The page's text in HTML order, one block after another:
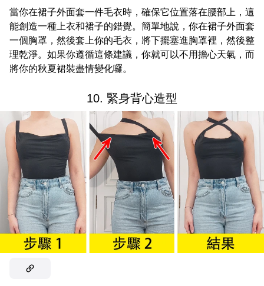
當你在裙子外面套一件毛衣時，確保它位置落在腰部上，這
能創造一種上衣和裙子的錯覺。簡單地說，你在裙子外面套
一個胸罩，然後套上你的毛衣，將下擺塞進胸罩裡，然後整
理乾淨。如果你遵循這條建議，你就可以不用擔心天氣，而
將你的秋夏裙裝盡情變化囉。
10. 緊身背心造型